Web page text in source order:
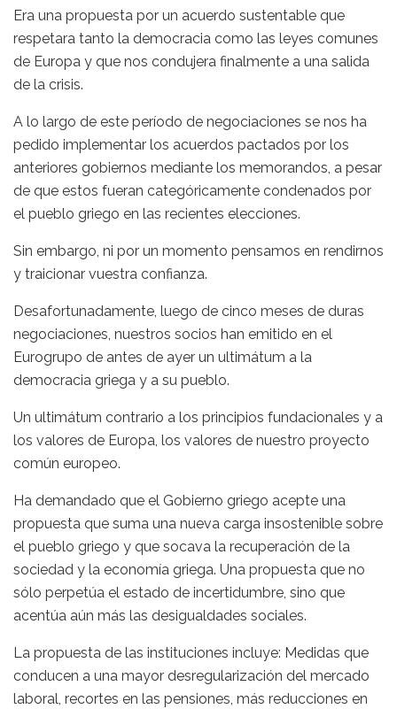
Era una propuesta por un acuerdo sustentable que
respetara tanto la democracia como las leyes comunes
de Europa y que nos condujera finalmente a una salida
de la crisis.
A lo largo de este período de negociaciones se nos ha
pedido implementar los acuerdos pactados por los
anteriores gobiernos mediante los memorandos, a pesar
de que estos fueran categóricamente condenados por
el pueblo griego en las recientes elecciones.
Sin embargo, ni por un momento pensamos en rendirnos
y traicionar vuestra confianza.
Desafortunadamente, luego de cinco meses de duras
negociaciones, nuestros socios han emitido en el
Eurogrupo de antes de ayer un ultimátum a la
democracia griega y a su pueblo.
Un ultimátum contrario a los principios fundacionales y a
los valores de Europa, los valores de nuestro proyecto
común europeo.
Ha demandado que el Gobierno griego acepte una
propuesta que suma una nueva carga insostenible sobre
el pueblo griego y que socava la recuperación de la
sociedad y la economía griega. Una propuesta que no
sólo perpetúa el estado de incertidumbre, sino que
acentúa aún más las desigualdades sociales.
La propuesta de las instituciones incluye: Medidas que
conducen a una mayor desregularización del mercado
laboral, recortes en las pensiones, más reducciones en